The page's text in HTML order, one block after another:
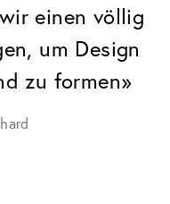
einen völlig
um Design
zu formen»